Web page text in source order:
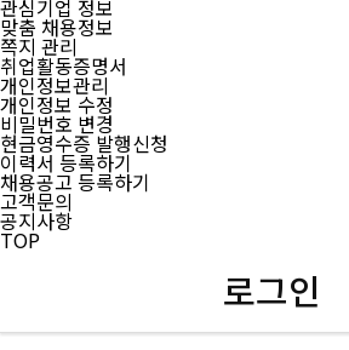
관심기업 정보
맞춤 채용정보
쪽지 관리
취업활동증명서
개인정보관리
개인정보 수정
비밀번호 변경
현금영수증 발행신청
이력서 등록하기
채용공고 등록하기
고객문의
공지사항
TOP
로그인